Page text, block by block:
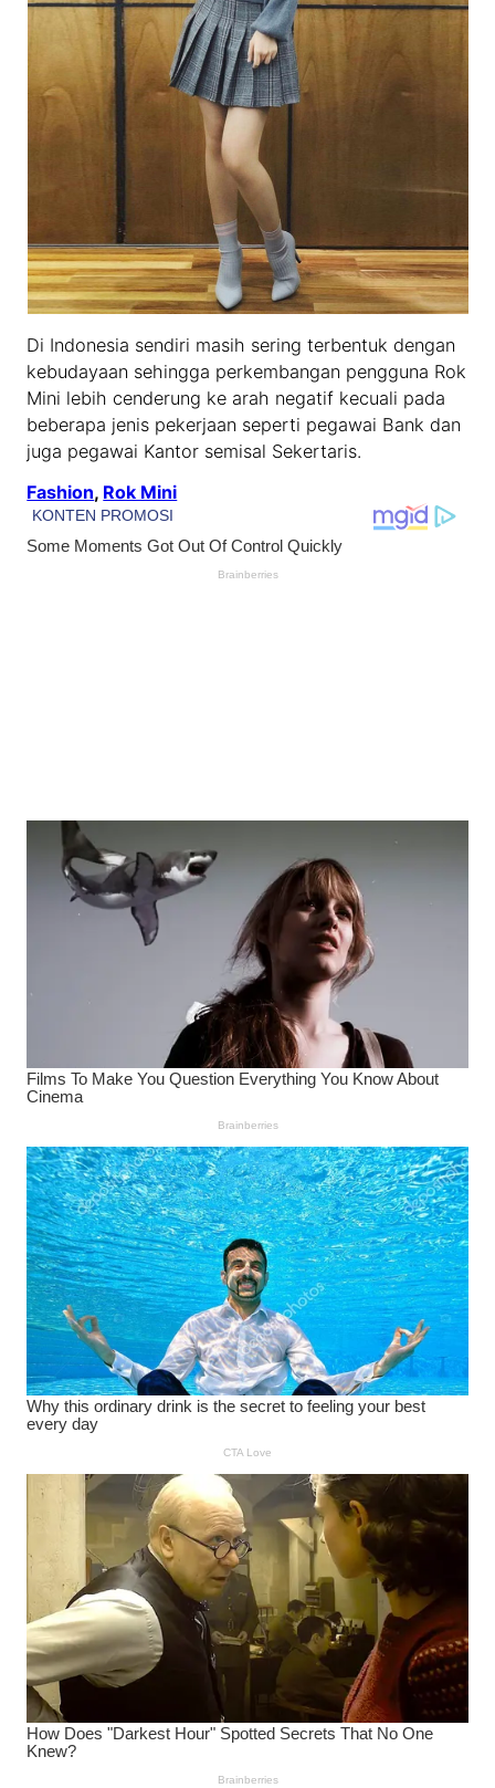
Di Indonesia sendiri masih sering terbentuk dengan
kebudayaan sehingga perkembangan pengguna Rok
Mini lebih cenderung ke arah negatif kecuali pada
beberapa jenis pekerjaan seperti pegawai Bank dan
juga pegawai Kantor semisal Sekertaris.
Fashion, Rok Mini